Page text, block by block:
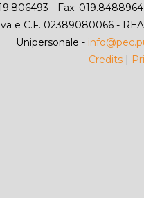
- Fax:
e C.F. 02389080066 -
Unipersonale -
Credits |